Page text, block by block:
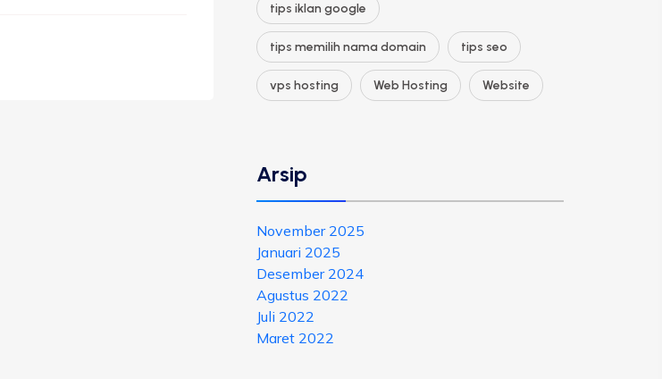
tips iklan google
tips memilih nama domain tips seo
vps hosting Web Hosting Website
Arsip
November 2025
Januari 2025
Desember 2024
Agustus 2022
Juli 2022
Maret 2022